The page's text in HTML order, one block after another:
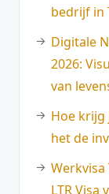
bedrijf in
Digitale
2026:
van
Hoe krijg
het de
Werkvisa
LTR Visa